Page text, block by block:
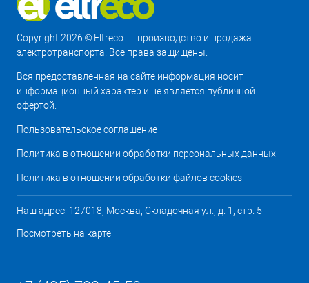
Copyright 2026 © Eltreco — производство и продажа
электротранспорта. Все права защищены.
Вся предоставленная на сайте информация носит
информационный характер и не является публичной
офертой.
Пользовательское соглашение
Политика в отношении обработки персональных данных
Политика в отношении обработки файлов cookies
Наш адрес: 127018, Москва, Складочная ул., д. 1, стр. 5
Посмотреть на карте